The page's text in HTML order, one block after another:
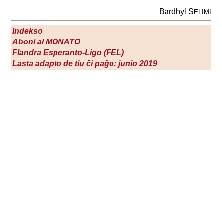
Bardhyl S ELIMI
Indekso
Aboni al MONATO
Flandra Esperanto-Ligo (FEL)
Lasta adapto de tiu ĉi paĝo: junio 2019